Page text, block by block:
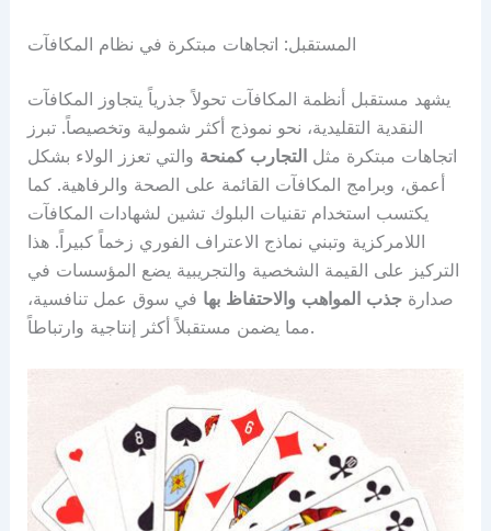
المستقبل: اتجاهات مبتكرة في نظام المكافآت
يشهد مستقبل أنظمة المكافآت تحولاً جذرياً يتجاوز المكافآت
النقدية التقليدية، نحو نموذج أكثر شمولية وتخصيصاً. تبرز
اتجاهات مبتكرة مثلالتجارب كمنحة والتي تعزز الولاء بشكل
أعمق، وبرامج المكافآت القائمة على الصحة والرفاهية. كما
يكتسب استخدام تقنيات البلوك تشين لشهادات المكافآت
اللامركزية وتبني نماذج الاعتراف الفوري زخماً كبيراً. هذا
التركيز على القيمة الشخصية والتجريبية يضع المؤسسات في
صدارةجذب المواهب والاحتفاظ بها في سوق عمل تنافسية،
مما يضمن مستقبلاً أكثر إنتاجية وارتباطاً.